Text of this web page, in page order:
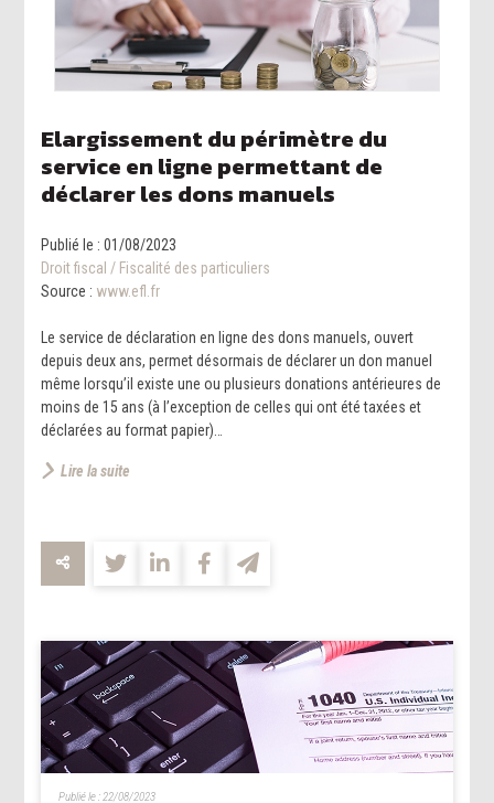
Elargissement du périmètre du
service en ligne permettant de
déclarer les dons manuels
Publié le :01/08/2023
Droit fiscal / Fiscalité des particuliers
Source : www.efl.fr
Le service de déclaration en ligne des dons manuels, ouvert
depuis deux ans, permet désormais de déclarer un don manuel
même lorsqu’il existe une ou plusieurs donations antérieures de
moins de 15 ans (à l’exception de celles qui ont été taxées et
déclarées au format papier)…
Lire la suite
Publié le : 22/08/2023